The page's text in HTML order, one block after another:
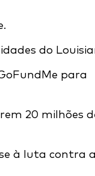
do
para
20 milhões
à luta contra